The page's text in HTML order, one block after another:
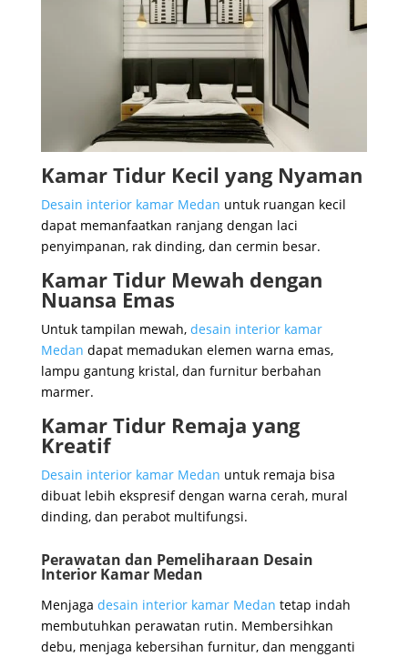
Kamar Tidur Kecil yang Nyaman
Desain interior kamar Medan untuk ruangan kecil
dapat memanfaatkan ranjang dengan laci
penyimpanan, rak dinding, dan cermin besar.
Kamar Tidur Mewah dengan
Nuansa Emas
Untuk tampilan mewah, desain interior kamar
Medan dapat memadukan elemen warna emas,
lampu gantung kristal, dan furnitur berbahan
marmer.
Kamar Tidur Remaja yang
Kreatif
Desain interior kamar Medan untuk remaja bisa
dibuat lebih ekspresif dengan warna cerah, mural
dinding, dan perabot multifungsi.
Perawatan dan Pemeliharaan Desain
Interior Kamar Medan
Menjaga desain interior kamar Medan tetap indah
membutuhkan perawatan rutin. Membersihkan
debu, menjaga kebersihan furnitur, dan mengganti